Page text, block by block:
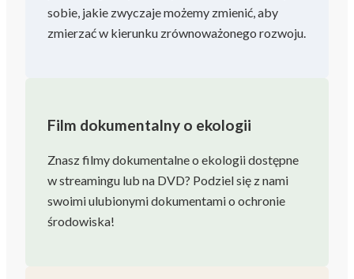
sobie, jakie zwyczaje możemy zmienić, aby
zmierzać w kierunku zrównoważonego rozwoju.
Film dokumentalny o ekologii
Znasz filmy dokumentalne o ekologii dostępne
w streamingu lub na DVD? Podziel się z nami
swoimi ulubionymi dokumentami o ochronie
środowiska!